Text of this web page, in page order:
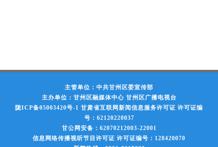
主管单位：中共甘州区委宣传部
主办单位：甘州区融媒体中心 甘州区广播电视台
陇ICP备05003420号-1 甘肃省互联网新闻信息服务许可证 许可证编
号：62120220037
甘公网安备：62070212003-22001
信息网络传播视听节目许可证 许可证编号：128420070